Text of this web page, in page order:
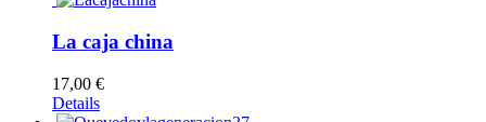
La caja china
17,00 €
Details